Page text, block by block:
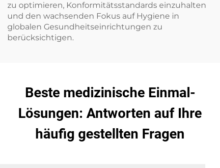
zu optimieren, Konformitätsstandards einzuhalten
und den wachsenden Fokus auf Hygiene in
globalen Gesundheitseinrichtungen zu
berücksichtigen.
Beste medizinische Einmal-
Lösungen: Antworten auf Ihre
häufig gestellten Fragen